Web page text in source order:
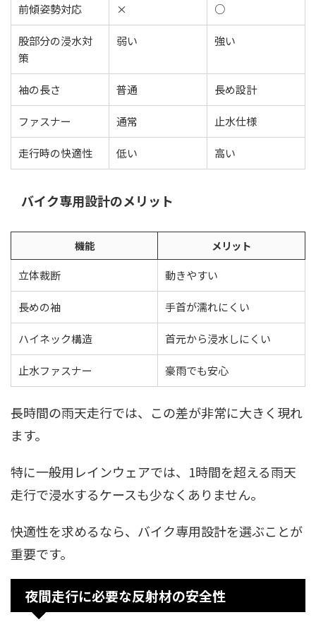
前傾姿勢対応
× ○
股部分の浸水対
策
弱い 強い
袖の長さ 普通 長め設計
ファスナー 通常 止水仕様
走行時の快適性 低い 高い
バイク専用設計のメリット
機能
メリット
立体裁断
動きやすい
長めの袖 手首が濡れにくい
ハイネック構造 首元から浸水しにくい
止水ファスナー 豪雨でも安心
長時間の雨天走行では、この差が非常に大きく現れ
ます。
特に一般用レインウェアでは、1時間を超える雨天
走行で浸水するケースも少なくありません。
快適性を求めるなら、バイク専用設計を選ぶことが
重要です。
夜間走行に必要な反射材の安全性